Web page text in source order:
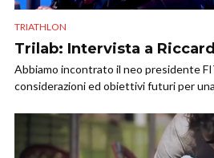
TRIATHLON
Trilab: Intervista a
Abbiamo incontrato il neo presidente
considerazioni ed obiettivi futuri per